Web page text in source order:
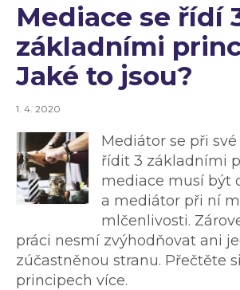
Mediace se řídí
základními
Jaké to jsou?
1. 4. 2020
Mediátor se při
řídit 3 základními
mediace musí být
a mediátor při ní
mlčenlivosti.
práci nesmí zvýhodňovat ani
zúčastněnou stranu. Přečtěte
principech více.